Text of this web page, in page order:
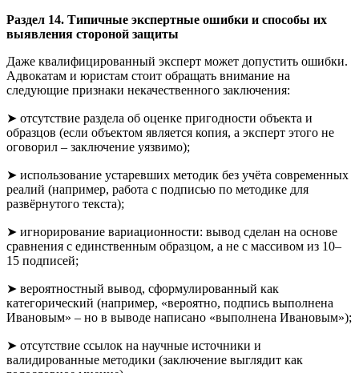
Раздел 14. Типичные экспертные ошибки и способы их
выявления стороной защиты
Даже квалифицированный эксперт может допустить ошибки.
Адвокатам и юристам стоит обращать внимание на
следующие признаки некачественного заключения:
➤ отсутствие раздела об оценке пригодности объекта и
образцов (если объектом является копия, а эксперт этого не
оговорил – заключение уязвимо);
➤ использование устаревших методик без учёта современных
реалий (например, работа с подписью по методике для
развёрнутого текста);
➤ игнорирование вариационности: вывод сделан на основе
сравнения с единственным образцом, а не с массивом из 10–
15 подписей;
➤ вероятностный вывод, сформулированный как
категорический (например, «вероятно, подпись выполнена
Ивановым» – но в выводе написано «выполнена Ивановым»);
➤ отсутствие ссылок на научные источники и
валидированные методики (заключение выглядит как